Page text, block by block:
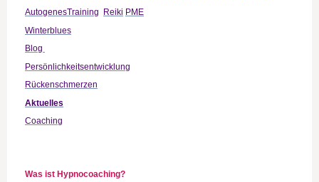
AutogenesTraining
Reiki PME
Winterblues
Blog
Persönlichkeitsentwicklung
Rückenschmerzen
Aktuelles
Coaching
Was ist Hypnocoaching?